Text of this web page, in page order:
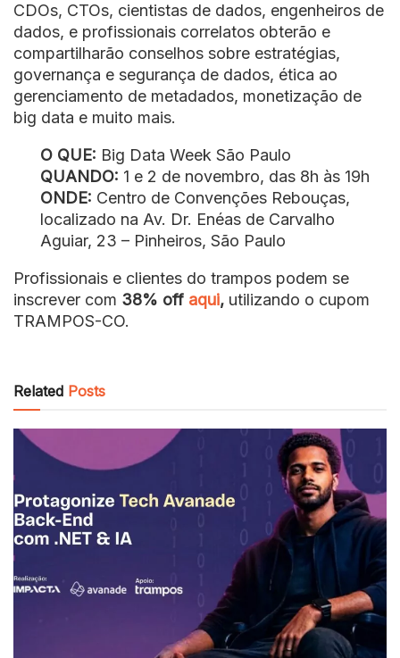
CDOs, CTOs, cientistas de dados, engenheiros de
dados, e profissionais correlatos obterão e
compartilharão conselhos sobre estratégias,
governança e segurança de dados, ética ao
gerenciamento de metadados, monetização de
big data e muito mais.
O QUE: Big Data Week São Paulo
QUANDO: 1 e 2 de novembro, das 8h às 19h
ONDE: Centro de Convenções Rebouças,
localizado na Av. Dr. Enéas de Carvalho
Aguiar, 23 – Pinheiros, São Paulo
Profissionais e clientes do trampos podem se
inscrever com 38% off aqui, utilizando o cupom
TRAMPOS-CO.
Related Posts